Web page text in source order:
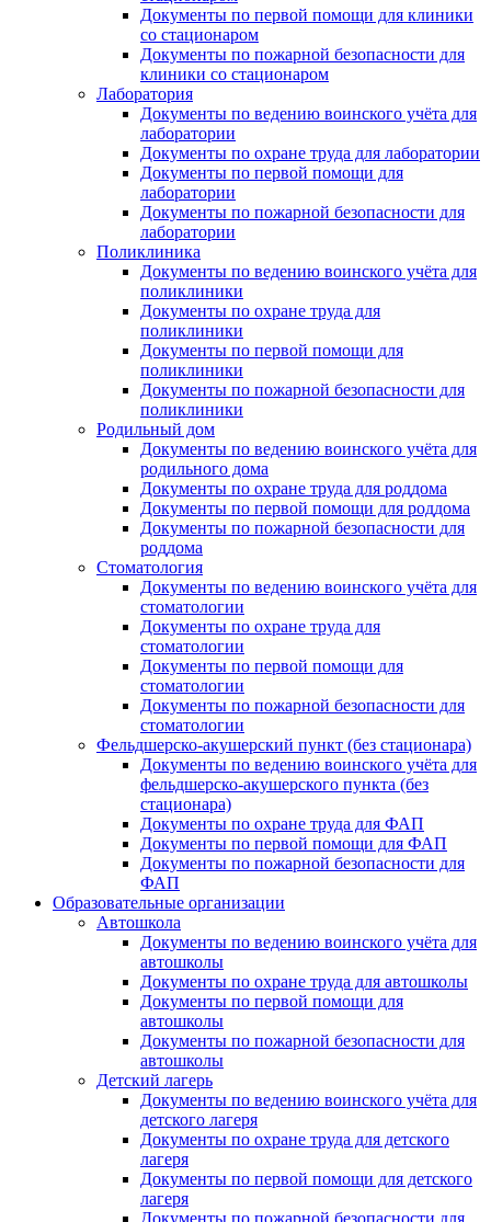
Документы по первой помощи для клиники
со стационаром
Документы по пожарной безопасности для
клиники со стационаром
Лаборатория
Документы по ведению воинского учёта для
лаборатории
Документы по охране труда для лаборатории
Документы по первой помощи для
лаборатории
Документы по пожарной безопасности для
лаборатории
Поликлиника
Документы по ведению воинского учёта для
поликлиники
Документы по охране труда для
поликлиники
Документы по первой помощи для
поликлиники
Документы по пожарной безопасности для
поликлиники
Родильный дом
Документы по ведению воинского учёта для
родильного дома
Документы по охране труда для роддома
Документы по первой помощи для роддома
Документы по пожарной безопасности для
роддома
Стоматология
Документы по ведению воинского учёта для
стоматологии
Документы по охране труда для
стоматологии
Документы по первой помощи для
стоматологии
Документы по пожарной безопасности для
стоматологии
Фельдшерско-акушерский пункт (без стационара)
Документы по ведению воинского учёта для
фельдшерско-акушерского пункта (без
стационара)
Документы по охране труда для ФАП
Документы по первой помощи для ФАП
Документы по пожарной безопасности для
ФАП
Образовательные организации
Автошкола
Документы по ведению воинского учёта для
автошколы
Документы по охране труда для автошколы
Документы по первой помощи для
автошколы
Документы по пожарной безопасности для
автошколы
Детский лагерь
Документы по ведению воинского учёта для
детского лагеря
Документы по охране труда для детского
лагеря
Документы по первой помощи для детского
лагеря
Документы по пожарной безопасности для